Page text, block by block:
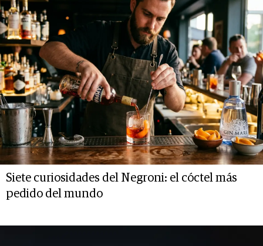
Siete curiosidades del Negroni: el cóctel más
pedido del mundo